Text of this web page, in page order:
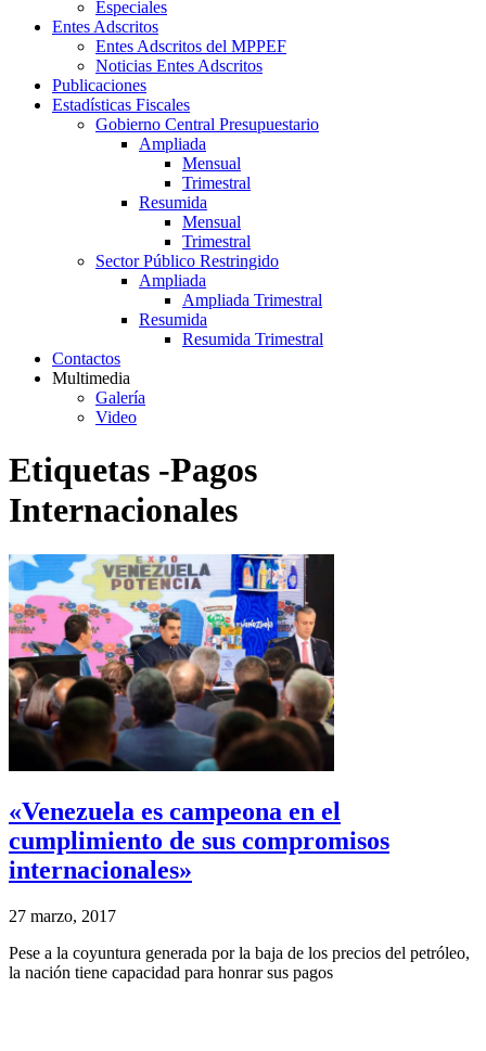
Especiales
Entes Adscritos
Entes Adscritos del MPPEF
Noticias Entes Adscritos
Publicaciones
Estadísticas Fiscales
Gobierno Central Presupuestario
Ampliada
Mensual
Trimestral
Resumida
Mensual
Trimestral
Sector Público Restringido
Ampliada
Ampliada Trimestral
Resumida
Resumida Trimestral
Contactos
Multimedia
Galería
Video
Etiquetas -Pagos
Internacionales
«Venezuela es campeona en el
cumplimiento de sus compromisos
internacionales»
27 marzo, 2017
Pese a la coyuntura generada por la baja de los precios del petróleo,
la nación tiene capacidad para honrar sus pagos